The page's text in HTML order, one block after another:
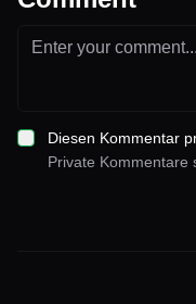
Diesen Kommentar
Private Kommentare